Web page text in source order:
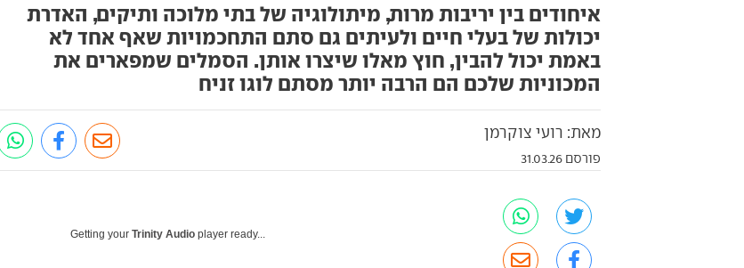
איחודים בין יריבות מרות, מיתולוגיה של בתי מלוכה ותיקים, האדרת
יכולות של בעלי חיים ולעיתים גם סתם התחכמויות שאף אחד לא
באמת יכול להבין, חוץ מאלו שיצרו אותן. הסמלים שמפארים את
המכוניות שלכם הם הרבה יותר מסתם לוגו זניח
מאת: רועי צוקרמן
פורסם 31.03.26
Getting yourTrinity Audio player ready...